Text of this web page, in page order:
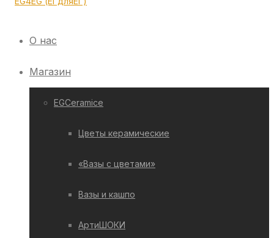
О нас
Магазин
EGCeramice
Цветы керамические
«Вазы с цветами»
Вазы и кашпо
АртиШОКИ